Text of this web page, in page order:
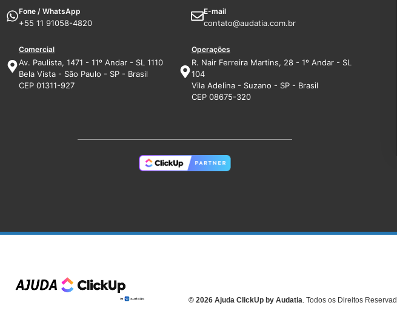
Fone / WhatsApp
+55 11 91058-4820
E-mail
contato@audatia.com.br
Comercial
Av. Paulista, 1471 - 11º Andar - SL 1110
Bela Vista - São Paulo - SP - Brasil
CEP 01311-927
Operações
R. Nair Ferreira Martins, 28 - 1º Andar - SL
104
Vila Adelina - Suzano - SP - Brasil
CEP 08675-320
© 2026 Ajuda ClickUp by Audatia. Todos os Direitos